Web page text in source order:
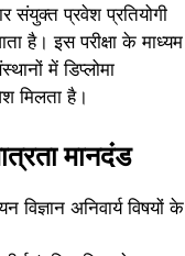
संयुक्त प्रवेश प्रतियोगी
है। इस परीक्षा के माध्यम
में डिप्लोमा
मिलता है।
मानदंड
विज्ञान अनिवार्य विषयों के